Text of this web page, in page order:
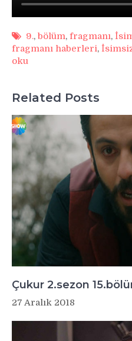
9., bölüm, fragmanı,
fragmanı haberleri,
oku
Related Posts
Çukur 2.sezon
27 Aralık 2018